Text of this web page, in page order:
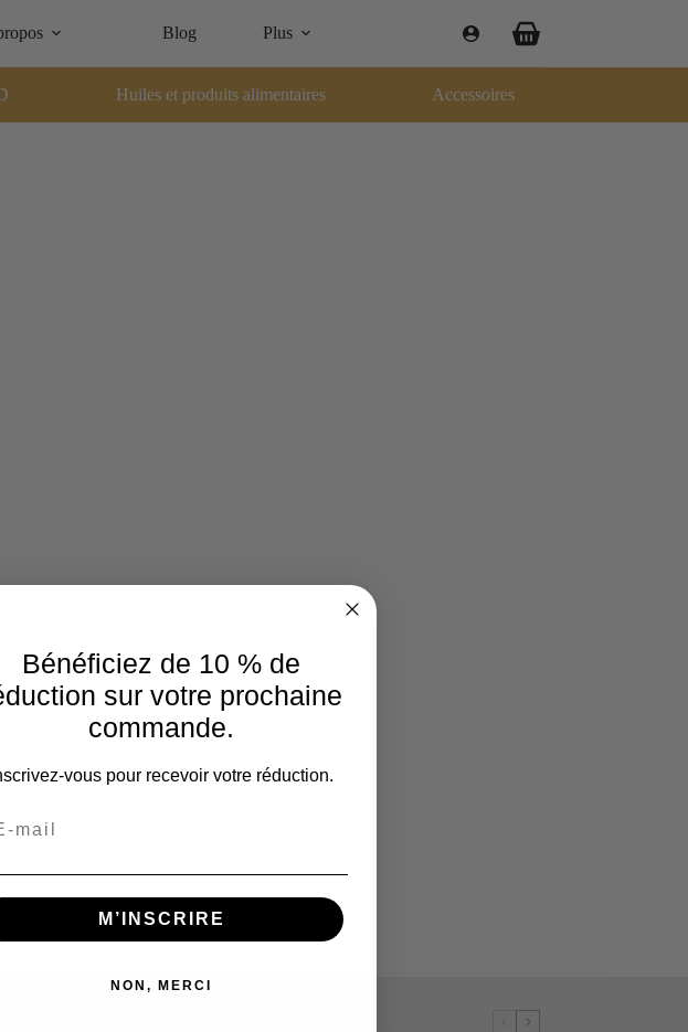
Blog Plus
Panier
Huiles et produits alimentaires Accessoires
Bénéficiez de 10 % de
sur votre prochaine
commande.
vous pour recevoir votre réduction.
M’INSCRIRE
NON, MERCI